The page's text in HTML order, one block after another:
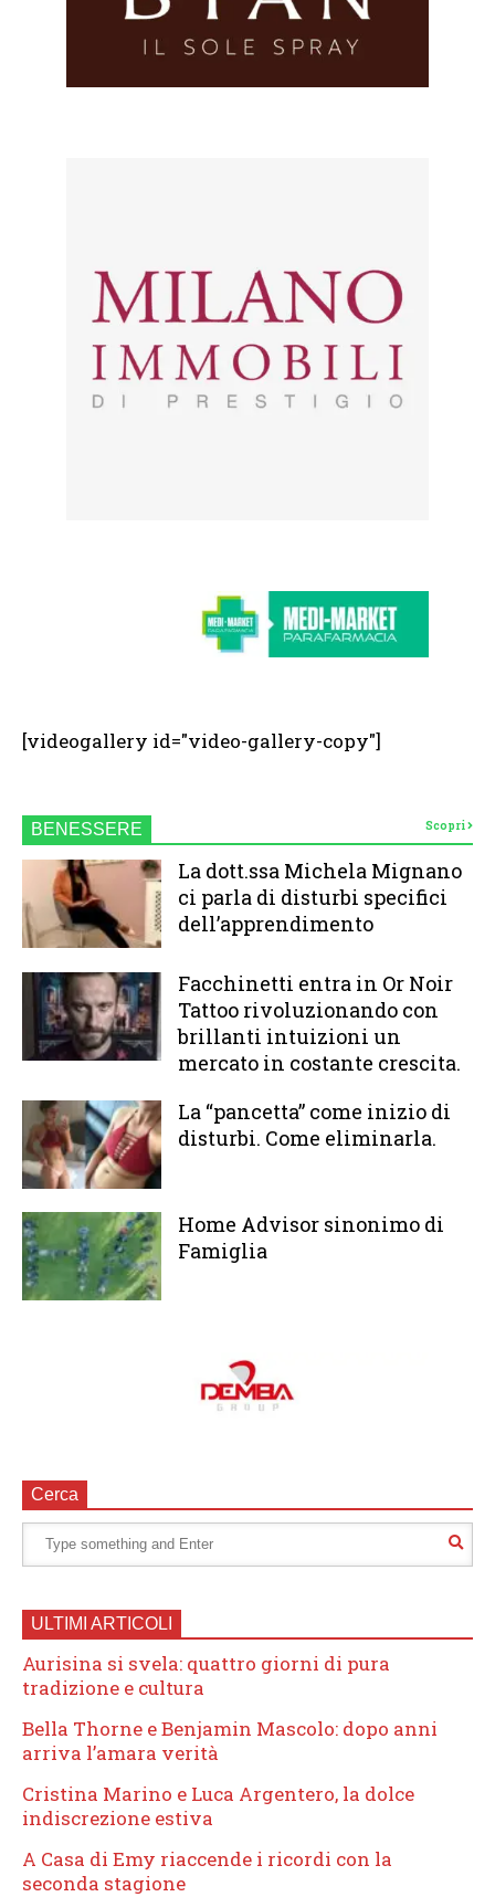
[videogallery id="video-gallery-copy"]
BENESSERE Scopri
La dott.ssa Michela Mignano
ci parla di disturbi specifici
dell’apprendimento
Facchinetti entra in Or Noir
Tattoo rivoluzionando con
brillanti intuizioni un
mercato in costante crescita.
La “pancetta” come inizio di
disturbi. Come eliminarla.
Home Advisor sinonimo di
Famiglia
Cerca
ULTIMI ARTICOLI
Aurisina si svela: quattro giorni di pura
tradizione e cultura
Bella Thorne e Benjamin Mascolo: dopo anni
arriva l’amara verità
Cristina Marino e Luca Argentero, la dolce
indiscrezione estiva
A Casa di Emy riaccende i ricordi con la
seconda stagione